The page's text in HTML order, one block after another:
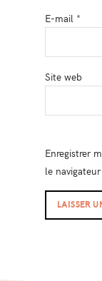
E-mail *
Site web
Enregistrer
le